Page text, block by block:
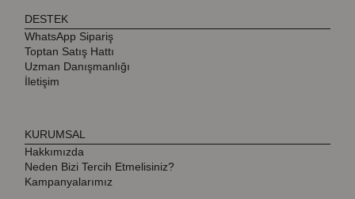
DESTEK
WhatsApp Sipariş
Toptan Satış Hattı
Uzman Danışmanlığı
İletişim
KURUMSAL
Hakkımızda
Neden Bizi Tercih Etmelisiniz?
Kampanyalarımız